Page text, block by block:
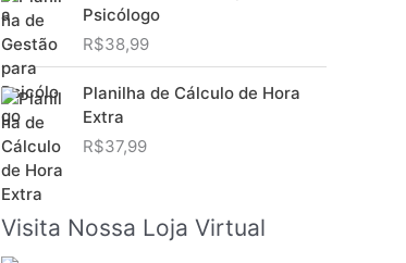
Psicólogo
R$38,99
Planilha de Cálculo de Hora
Extra
R$37,99
Visita Nossa Loja Virtual